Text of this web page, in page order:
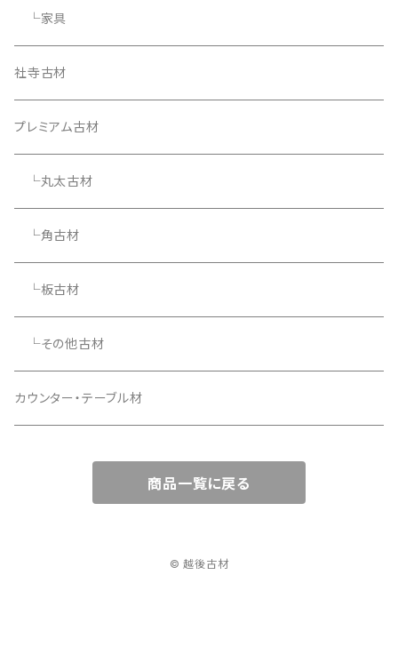
└家具
社寺古材
プレミアム古材
└丸太古材
└角古材
└板古材
└その他古材
カウンター・テーブル材
商品一覧に戻る
© 越後古材